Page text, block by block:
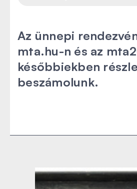
Az ünnepi
mta.hu-n és az
későbbiekben
beszámolunk.